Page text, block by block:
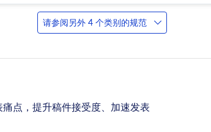
请参阅另外 4 个类别的规范
点，提升稿件接受度、加速发表